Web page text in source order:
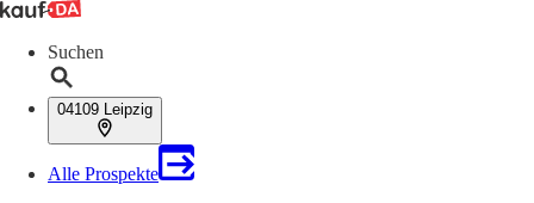
Suchen
04109 Leipzig
Alle Prospekte